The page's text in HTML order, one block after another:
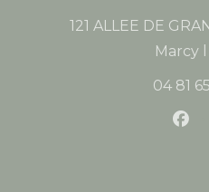
121 ALLEE DE
Marcy
04 81